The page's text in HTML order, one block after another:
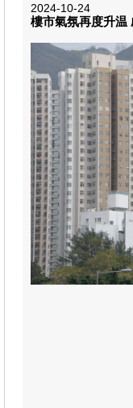
2024-10-24
樓市氣氛再度升温